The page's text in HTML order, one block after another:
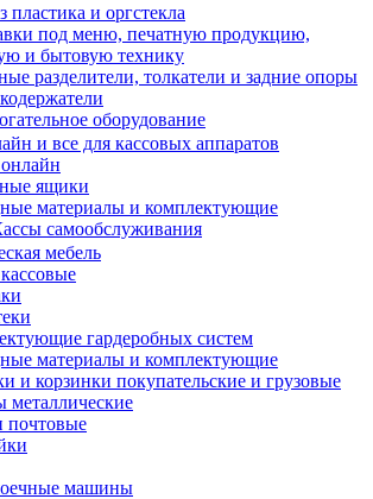
пластика и оргстекла
под меню, печатную продукцию,
и бытовую технику
разделители, толкатели и задние опоры
оборудование
и все для кассовых аппаратов
ящики
материалы и комплектующие
самообслуживания
мебель
гардеробных систем
материалы и комплектующие
и корзинки покупательские и грузовые
машины